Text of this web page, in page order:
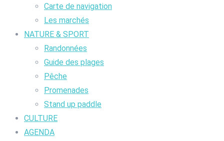
Carte de navigation
Les marchés
NATURE & SPORT
Randonnées
Guide des plages
Pêche
Promenades
Stand up paddle
CULTURE
AGENDA